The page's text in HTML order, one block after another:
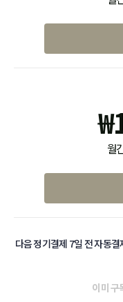
₩
월
다음 정기결제 7일 전 자동
이미 구